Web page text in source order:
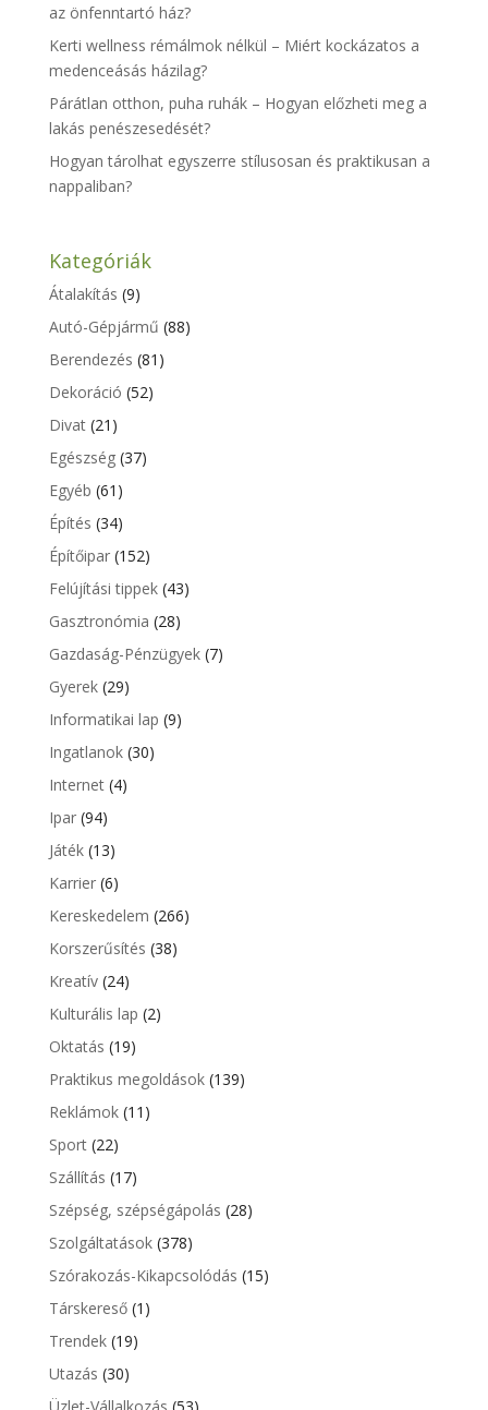
az önfenntartó ház?
Kerti wellness rémálmok nélkül – Miért kockázatos a
medenceásás házilag?
Párátlan otthon, puha ruhák – Hogyan előzheti meg a
lakás penészesedését?
Hogyan tárolhat egyszerre stílusosan és praktikusan a
nappaliban?
Kategóriák
Átalakítás (9)
Autó-Gépjármű (88)
Berendezés (81)
Dekoráció (52)
Divat(21)
Egészség(37)
Egyéb (61)
Építés (34)
Építőipar(152)
Felújítási tippek(43)
Gasztronómia (28)
Gazdaság-Pénzügyek(7)
Gyerek(29)
Informatikai lap (9)
Ingatlanok(30)
Internet(4)
Ipar(94)
Játék(13)
Karrier(6)
Kereskedelem (266)
Korszerűsítés (38)
Kreatív(24)
Kulturális lap (2)
Oktatás (19)
Praktikus megoldások(139)
Reklámok(11)
Sport(22)
Szállítás (17)
Szépség, szépségápolás (28)
Szolgáltatások(378)
Szórakozás-Kikapcsolódás (15)
Társkereső(1)
Trendek(19)
Utazás (30)